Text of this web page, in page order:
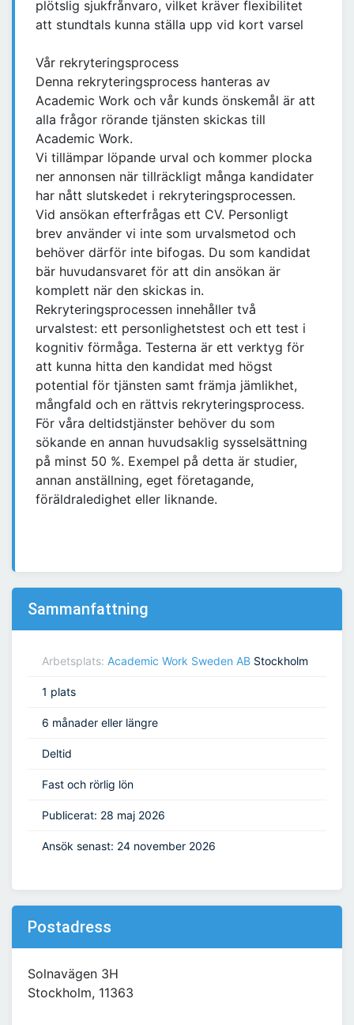
plötslig sjukfrånvaro, vilket kräver flexibilitet
att stundtals kunna ställa upp vid kort varsel
Vår rekryteringsprocess
Denna rekryteringsprocess hanteras av
Academic Work och vår kunds önskemål är att
alla frågor rörande tjänsten skickas till
Academic Work.
Vi tillämpar löpande urval och kommer plocka
ner annonsen när tillräckligt många kandidater
har nått slutskedet i rekryteringsprocessen.
Vid ansökan efterfrågas ett CV. Personligt
brev använder vi inte som urvalsmetod och
behöver därför inte bifogas. Du som kandidat
bär huvudansvaret för att din ansökan är
komplett när den skickas in.
Rekryteringsprocessen innehåller två
urvalstest: ett personlighetstest och ett test i
kognitiv förmåga. Testerna är ett verktyg för
att kunna hitta den kandidat med högst
potential för tjänsten samt främja jämlikhet,
mångfald och en rättvis rekryteringsprocess.
För våra deltidstjänster behöver du som
sökande en annan huvudsaklig sysselsättning
på minst 50 %. Exempel på detta är studier,
annan anställning, eget företagande,
föräldraledighet eller liknande.
Sammanfattning
Arbetsplats: Academic Work Sweden AB Stockholm
1 plats
6 månader eller längre
Deltid
Fast och rörlig lön
Publicerat: 28 maj 2026
Ansök senast: 24 november 2026
Postadress
Solnavägen 3H
Stockholm, 11363